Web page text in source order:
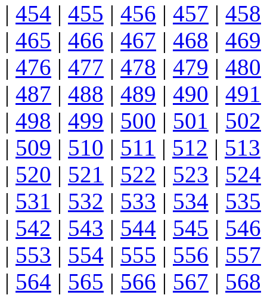
| 454 | 455 | 456 | 457 | 458
| 465 | 466 | 467 | 468 | 469
| 476 | 477 | 478 | 479 | 480
| 487 | 488 | 489 | 490 | 491
| 498 | 499 | 500 | 501 | 502
| 509 | 510 | 511 | 512 | 513
| 520 | 521 | 522 | 523 | 524
| 531 | 532 | 533 | 534 | 535
| 542 | 543 | 544 | 545 | 546
| 553 | 554 | 555 | 556 | 557
| 564 | 565 | 566 | 567 | 568